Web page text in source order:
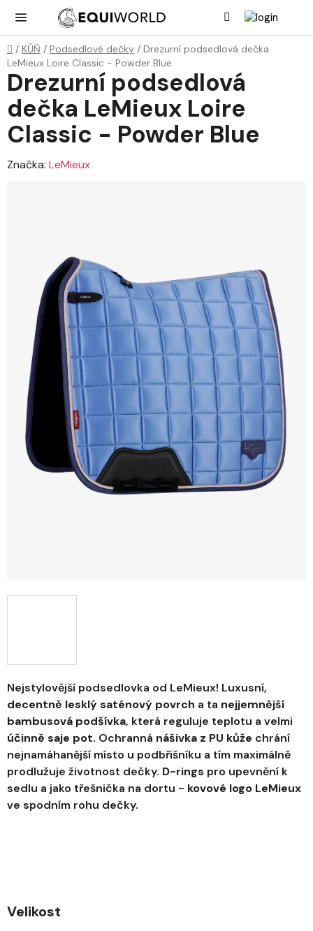
obsah
Domů
/ KŮŇ / Podsedlové dečky / Drezurní podsedlová dečka
LeMieux Loire Classic - Powder Blue
Nejstylovější podsedlovka od LeMieux! Luxusní,
decentně lesklý saténový povrch a ta nejjemnější
bambusová podšívka, která reguluje teplotu a velmi
účinně saje pot. Ochranná nášivka z PU kůže chrání
nejnamáhanější místo u podbřišníku a tím maximálně
prodlužuje životnost dečky. D-rings pro upevnění k
sedlu a jako třešnička na dortu - kovové logo LeMieux
ve spodním rohu dečky.
Velikost
Drezurní podsedlová
dečka LeMieux Loire
Classic - Powder Blue
Značka: LeMieux